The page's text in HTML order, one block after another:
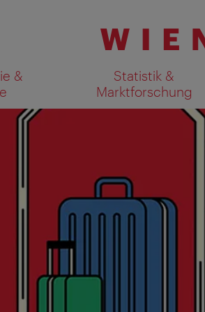
&
Statistik &
Marktforschung